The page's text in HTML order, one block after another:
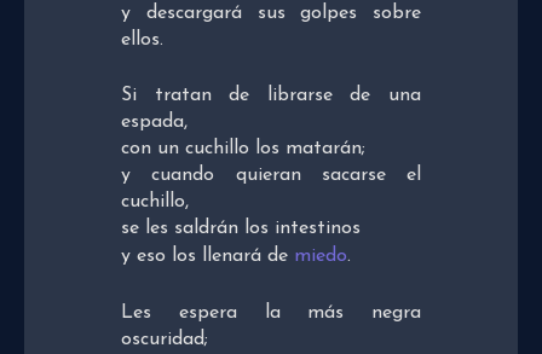
y descargará sus golpes sobre
ellos.
Si tratan de librarse de una
espada,
con un cuchillo los matarán;
y cuando quieran sacarse el
cuchillo,
se les saldrán los intestinos
y eso los llenará de miedo.
Les espera la más negra
oscuridad;